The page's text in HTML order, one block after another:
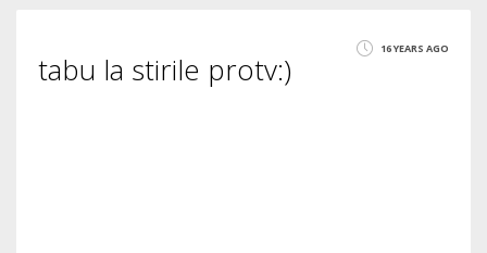
3224
16 YEARS AGO
tabu la stirile protv:)